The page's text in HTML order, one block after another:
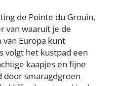
de Pointe du Grouin,
van waaruit je de
Europa kunt
volgt het kustpad een
kaapjes en fijne
door smaragdgroen